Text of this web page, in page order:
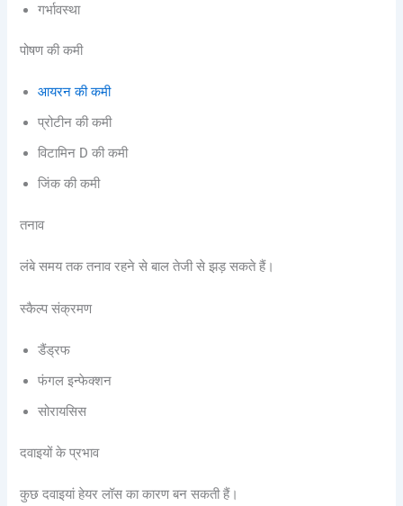
गर्भावस्था
पोषण की कमी
आयरन की कमी
प्रोटीन की कमी
विटामिन D की कमी
जिंक की कमी
तनाव
लंबे समय तक तनाव रहने से बाल तेजी से झड़ सकते हैं।
स्कैल्प संक्रमण
डैंड्रफ
फंगल इन्फेक्शन
सोरायसिस
दवाइयों के प्रभाव
कुछ दवाइयां हेयर लॉस का कारण बन सकती हैं।